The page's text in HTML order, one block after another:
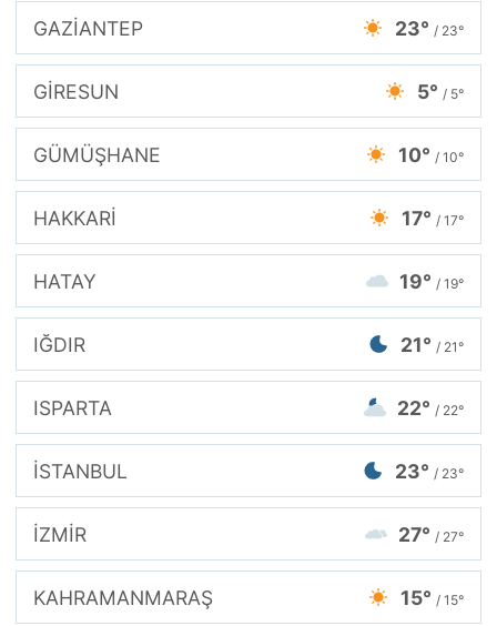
GAZİANTEP 23° / 23°
GİRESUN 5° / 5°
GÜMÜŞHANE 10° / 10°
HAKKARİ 17° / 17°
HATAY 19° / 19°
IĞDIR 21° / 21°
ISPARTA 22° / 22°
İSTANBUL 23° / 23°
İZMİR 27° / 27°
KAHRAMANMARAŞ 15° / 15°